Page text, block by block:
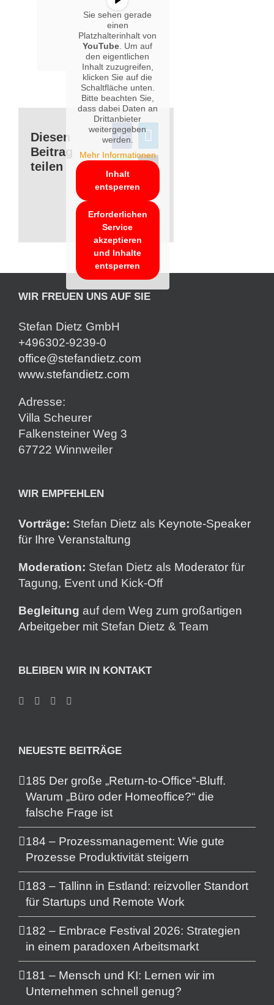
Sie sehen gerade
einen
Platzhalterinhalt von
YouTube . Um auf
den eigentlichen
Inhalt zuzugreifen,
klicken Sie auf die
Schaltfläche unten.
Bitte beachten Sie,
dass dabei Daten an
Drittanbieter
weitergegeben
werden.
Mehr Informationen
Inhalt
entsperren
Erforderlichen
Service
akzeptieren
und Inhalte
entsperren
Diesen
Beitrag
teilen
WIR FREUEN UNS AUF SIE
Stefan Dietz GmbH
+496302-9239-0
office@stefandietz.com
www.stefandietz.com
Adresse:
Villa Scheurer
Falkensteiner Weg 3
67722 Winnweiler
WIR EMPFEHLEN
Vorträge: Stefan Dietz als Keynote-Speaker
für Ihre Veranstaltung
Moderation: Stefan Dietz als Moderator für
Tagung, Event und Kick-Off
Begleitung auf dem Weg zum großartigen
Arbeitgeber mit Stefan Dietz & Team
BLEIBEN WIR IN KONTAKT
NEUESTE BEITRÄGE
185 Der große „Return-to-Office“-Bluff.
Warum „Büro oder Homeoffice?“ die
falsche Frage ist
184 – Prozessmanagement: Wie gute
Prozesse Produktivität steigern
183 – Tallinn in Estland: reizvoller Standort
für Startups und Remote Work
182 – Embrace Festival 2026: Strategien
in einem paradoxen Arbeitsmarkt
181 – Mensch und KI: Lernen wir im
Unternehmen schnell genug?